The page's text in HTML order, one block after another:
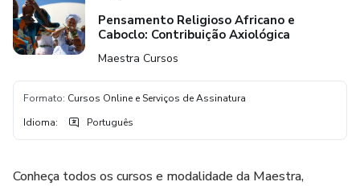
Pensamento Religioso Africano e
Caboclo: Contribuição Axiológica
Maestra Cursos
Formato: Cursos Online e Serviços de Assinatura
Idioma: Português
Conheça todos os cursos e modalidade da Maestra,